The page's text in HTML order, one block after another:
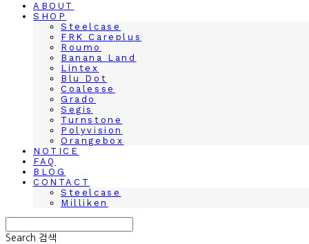
ABOUT
SHOP
Steelcase
FRK Careplus
Roumo
Banana Land
Lintex
Blu Dot
Coalesse
Grado
Segis
Turnstone
Polyvision
Orangebox
NOTICE
FAQ
BLOG
CONTACT
Steelcase
Milliken
Search 검색